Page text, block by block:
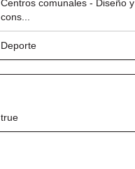
Centros comunales - Diseño y
cons...
Deporte
true